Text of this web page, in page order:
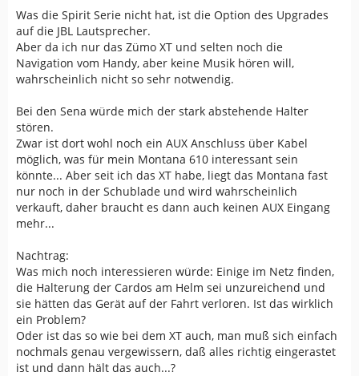
Was die Spirit Serie nicht hat, ist die Option des Upgrades
auf die JBL Lautsprecher.
Aber da ich nur das Zümo XT und selten noch die
Navigation vom Handy, aber keine Musik hören will,
wahrscheinlich nicht so sehr notwendig.
Bei den Sena würde mich der stark abstehende Halter
stören.
Zwar ist dort wohl noch ein AUX Anschluss über Kabel
möglich, was für mein Montana 610 interessant sein
könnte... Aber seit ich das XT habe, liegt das Montana fast
nur noch in der Schublade und wird wahrscheinlich
verkauft, daher braucht es dann auch keinen AUX Eingang
mehr...
Nachtrag:
Was mich noch interessieren würde: Einige im Netz finden,
die Halterung der Cardos am Helm sei unzureichend und
sie hätten das Gerät auf der Fahrt verloren. Ist das wirklich
ein Problem?
Oder ist das so wie bei dem XT auch, man muß sich einfach
nochmals genau vergewissern, daß alles richtig eingerastet
ist und dann hält das auch...?